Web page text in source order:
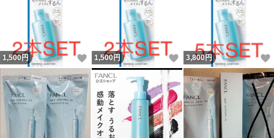
1,500円 いいね！
1,500円 いいね！
3,800円